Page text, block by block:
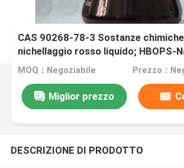
CAS 90268-78-3 Sostanze
nichellaggio rosso liquido; HBOPS-
MOQ：Negoziabile Prezzo：
Miglior prezzo
DESCRIZIONE DI PRODOTTO